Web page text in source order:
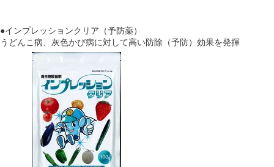
●インプレッションクリア（予防薬）
うどんこ病、灰色かび病に対して高い防除（予防）効果を発揮